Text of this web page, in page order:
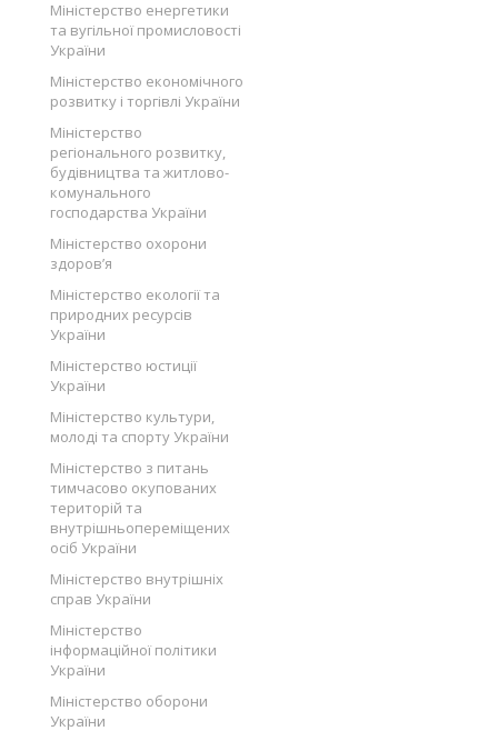
Міністерство енергетики
та вугільної промисловості
України
Міністерство економічного
розвитку і торгівлі України
Міністерство
регіонального розвитку,
будівництва та житлово-
комунального
господарства України
Міністерство охорони
здоров’я
Міністерство екології та
природних ресурсів
України
Міністерство юстиції
України
Міністерство культури,
молоді та спорту України
Міністерство з питань
тимчасово окупованих
територій та
внутрішньопереміщених
осіб України
Міністерство внутрішніх
справ України
Міністерство
інформаційної політики
України
Міністерство оборони
України